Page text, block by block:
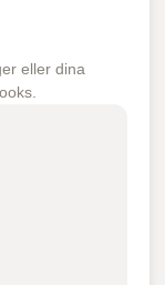
eller dina